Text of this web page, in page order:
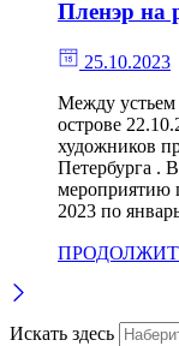
Пленэр на
25.10.2023
Между
острове
художников
Петербурга .
мероприятию
2023 по
Искать здесь